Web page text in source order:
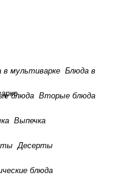
Блюда в
Вторые блюда
Выпечка
Десерты